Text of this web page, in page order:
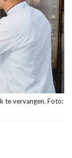
te vervangen. Foto: